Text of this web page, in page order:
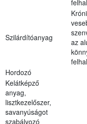
Szilárdítóanyag
az
Hordozó
Kelátképző
anyag,
lisztkezelőszer,
savanyúságot
szabályozó